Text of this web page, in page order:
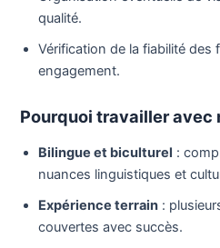
qualité.
Vérification de la fiabilité des
engagement.
Pourquoi travailler avec
Bilingue et biculturel :
nuances linguistiques et
Expérience terrain :
couvertes avec succès.